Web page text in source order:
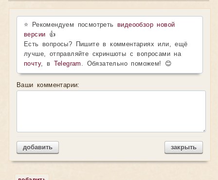
⭐ Рекомендуем посмотретьвидеообзор новой
версии 👍
Есть вопросы? Пишите в комментариях или, ещё
лучше, отправляйте скриншоты с вопросами на
почту, в Telegram . Обязательно поможем! 😊
Ваши комментарии:
добавить закрыть